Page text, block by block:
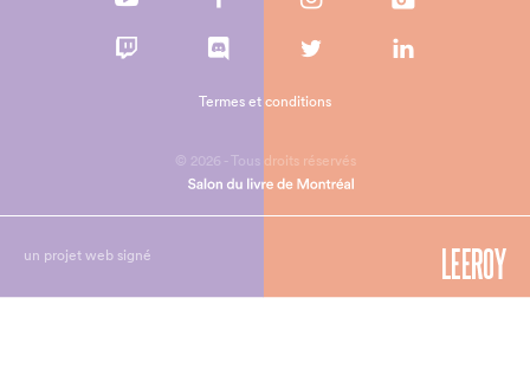
© 2026 - Tous droits réservés
Termes et conditions
un projet web signé